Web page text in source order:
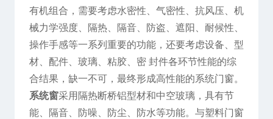
有机组合，需要考虑水密性、气密性、抗风压、机
械力学强度、隔热、隔音、防盗、遮阳、耐候性、
操作手感等一系列重要的功能，还要考虑设备、型
材、配件、玻璃、粘胶、密 封件各环节性能的综
合结果，缺一不可，最终形成高性能的系统门窗。
系统窗采用隔热断桥铝型材和中空玻璃，具有节
能、隔音、防噪、防尘、防水等功能。与塑料门窗